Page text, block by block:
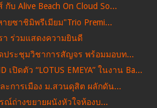
Alive Beach On Cloud So...
ยซาชิมิพรีเมียม"Trio Premi...
ร่วมแสดงความยินดี
ประชุมวิชาการสัญจร พร้อมมอบท...
เปิดตัว “LOTUS EMEYA” ในงาน Ba...
ะการเมือง ม.สวนดุสิต ผลักดัน...
ณ์ถ่างขยายผนังหัวใจห้องบ...